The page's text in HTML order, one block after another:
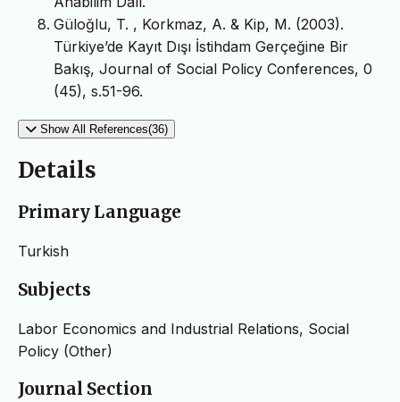
Güloğlu, T. , Korkmaz, A. & Kip, M. (2003).
Türkiye’de Kayıt Dışı İstihdam Gerçeğine Bir
Bakış, Journal of Social Policy Conferences, 0
(45), s.51-96.
Show All References(36)
Details
Primary Language
Turkish
Subjects
Labor Economics and Industrial Relations, Social
Policy (Other)
Journal Section